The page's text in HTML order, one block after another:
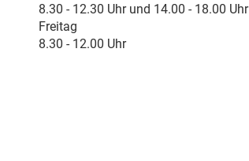
8.30 - 12.30 Uhr und 14.00 - 18.00 Uhr
Freitag
8.30 - 12.00 Uhr